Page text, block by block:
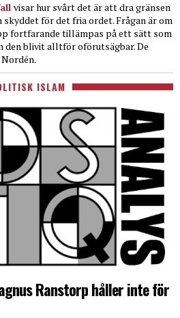
visar hur svårt det är att dra gränsen
för det fria ordet. Frågan är om
fortfarande tillämpas på ett sätt som
blivit alltför oförutsägbar. De
ISLAM
Ranstorp håller inte för